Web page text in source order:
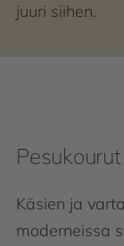
juuri siihen.
Pesukourut
Käsien ja
moderneissa